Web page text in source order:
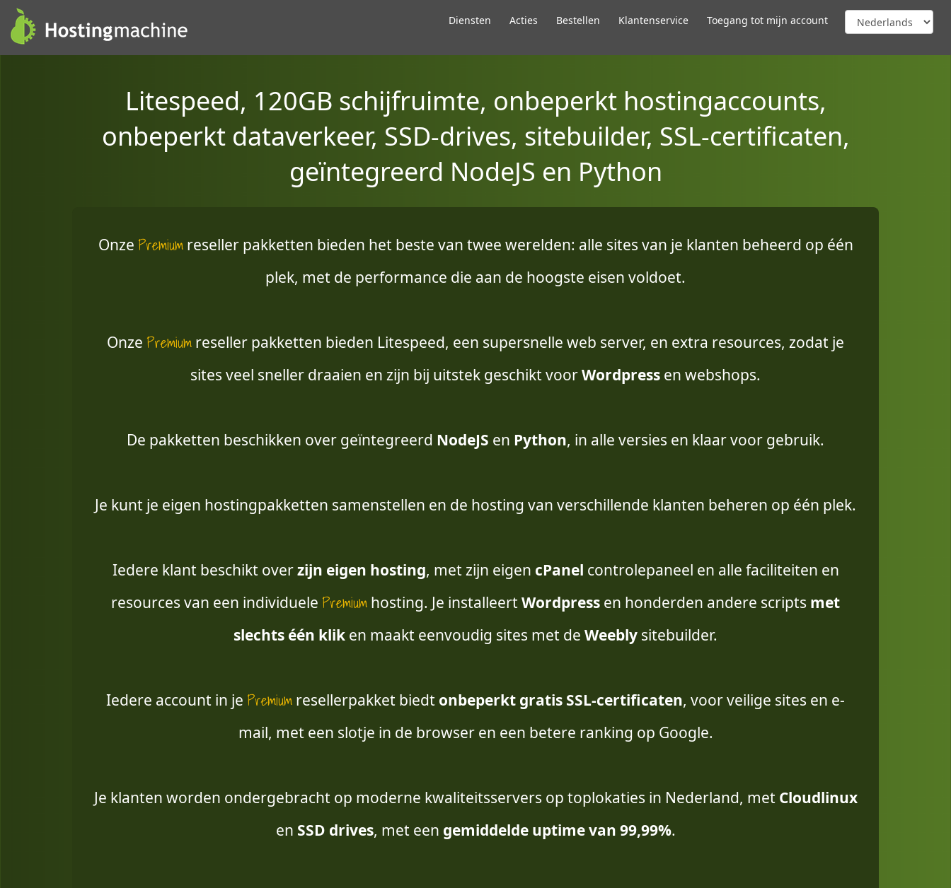
Diensten Acties Bestellen Klantenservice Toegang tot mijn account
Litespeed, 120GB schijfruimte, onbeperkt hostingaccounts,
onbeperkt dataverkeer, SSD-drives, sitebuilder, SSL-certificaten,
geïntegreerd NodeJS en Python
Onze Premiumreseller pakketten bieden het beste van twee werelden: alle sites van je klanten beheerd op één
plek, met de performance die aan de hoogste eisen voldoet.
Onze Premium reseller pakketten bieden Litespeed, een supersnelle web server, en extra resources, zodat je
sites veel sneller draaien en zijn bij uitstek geschikt voorWordpress en webshops.
De pakketten beschikken over geïntegreerd NodeJS en Python, in alle versies en klaar voor gebruik.
Je kunt je eigen hostingpakketten samenstellen en de hosting van verschillende klanten beheren op één plek.
Iedere klant beschikt overzijn eigen hosting, met zijn eigen cPanel controlepaneel en alle faciliteiten en
resources van een individuele Premium hosting. Je installeertWordpress en honderden andere scripts met
slechts één klik en maakt eenvoudig sites met de Weebly sitebuilder.
Iedere account in je Premium resellerpakket biedt onbeperkt gratis SSL-certificaten, voor veilige sites en e-
mail, met een slotje in de browser en een betere ranking op Google.
Je klanten worden ondergebracht op moderne kwaliteitsservers op toplokaties in Nederland, met Cloudlinux
en SSD drives, met een gemiddelde uptime van 99,99%.